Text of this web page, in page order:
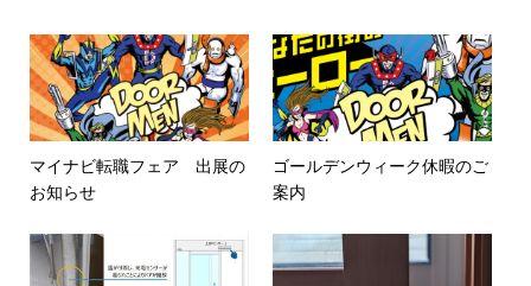
マイナビ転職フェア 出展の
お知らせ
ゴールデンウィーク休暇のご
案内